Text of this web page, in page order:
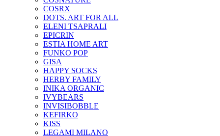
COSRX
DOTS. ART FOR ALL
ELENI TSAPRALI
EPICRIN
ESTIA HOME ART
FUNKO POP
GISA
HAPPY SOCKS
HERBY FAMILY
INIKA ORGANIC
IVYBEARS
INVISIBOBBLE
KEFIRKO
KISS
LEGAMI MILANO